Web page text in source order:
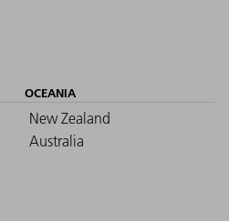
OCEANIA
New Zealand
Australia